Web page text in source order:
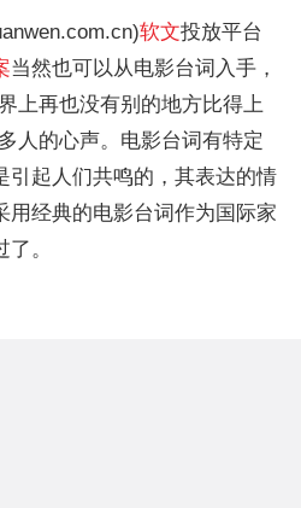
软文投放平台
当然也可以从电影台词入手，
上再也没有别的地方比得上
人的心声。电影台词有特定
引起人们共鸣的，其表达的情
用经典的电影台词作为国际家
了。